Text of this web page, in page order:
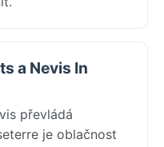
a Nevis In
převládá
je oblačnost